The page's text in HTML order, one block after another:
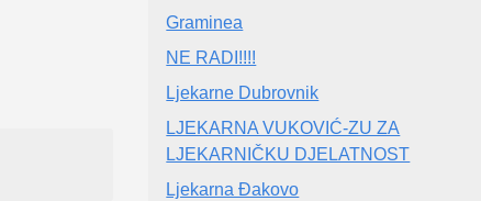
Graminea
NE RADI!!!!
Ljekarne Dubrovnik
LJEKARNA VUKOVIĆ-ZU ZA
LJEKARNIČKU DJELATNOST
Ljekarna Đakovo